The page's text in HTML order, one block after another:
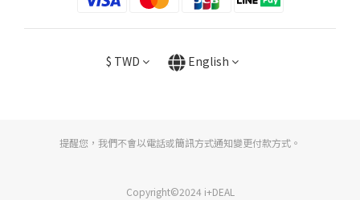
$ TWD English
提醒您，我們不會以電話或簡訊方式通知變更付款方式。
Copyright©2024 i+DEAL